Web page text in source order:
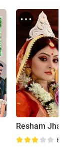
Resham Jhapi
6.4